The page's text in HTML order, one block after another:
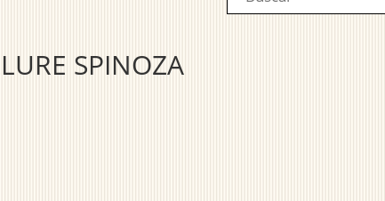
SPINOZA